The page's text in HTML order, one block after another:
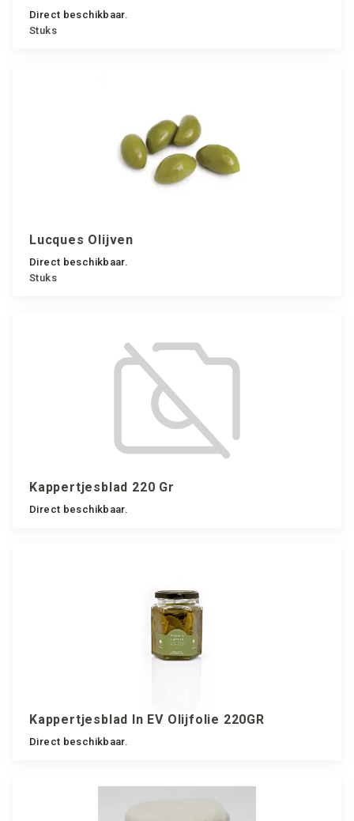
Direct beschikbaar.
Stuks
Lucques Olijven
Direct beschikbaar.
Stuks
Kappertjesblad 220 Gr
Direct beschikbaar.
Kappertjesblad In EV Olijfolie 220GR
Direct beschikbaar.